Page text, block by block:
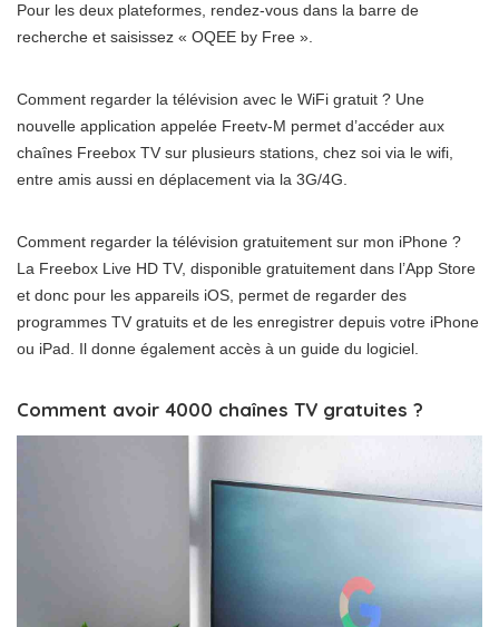
Pour les deux plateformes, rendez-vous dans la barre de
recherche et saisissez « OQEE by Free ».
Comment regarder la télévision avec le WiFi gratuit ? Une
nouvelle application appelée Freetv-M permet d’accéder aux
chaînes Freebox TV sur plusieurs stations, chez soi via le wifi,
entre amis aussi en déplacement via la 3G/4G.
Comment regarder la télévision gratuitement sur mon iPhone ?
La Freebox Live HD TV, disponible gratuitement dans l’App Store
et donc pour les appareils iOS, permet de regarder des
programmes TV gratuits et de les enregistrer depuis votre iPhone
ou iPad. Il donne également accès à un guide du logiciel.
Comment avoir 4000 chaînes TV gratuites ?